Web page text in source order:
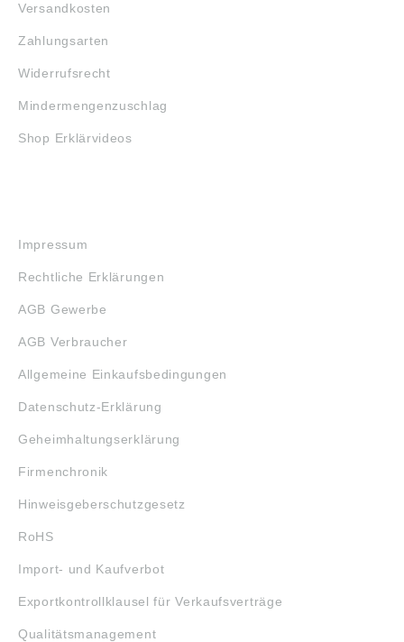
Versandkosten
Zahlungsarten
Widerrufsrecht
Mindermengenzuschlag
Shop Erklärvideos
Impressum
Rechtliche Erklärungen
AGB Gewerbe
AGB Verbraucher
Allgemeine Einkaufsbedingungen
Datenschutz-Erklärung
Geheimhaltungserklärung
Firmenchronik
Hinweisgeberschutzgesetz
RoHS
Import- und Kaufverbot
Exportkontrollklausel für Verkaufsverträge
Qualitätsmanagement